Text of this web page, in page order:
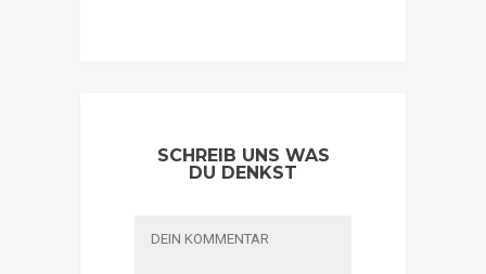
SCHREIB UNS WAS
DU DENKST